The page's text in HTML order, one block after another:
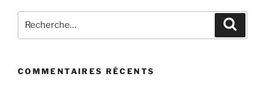
pour
COMMENTAIRES RÉCENTS